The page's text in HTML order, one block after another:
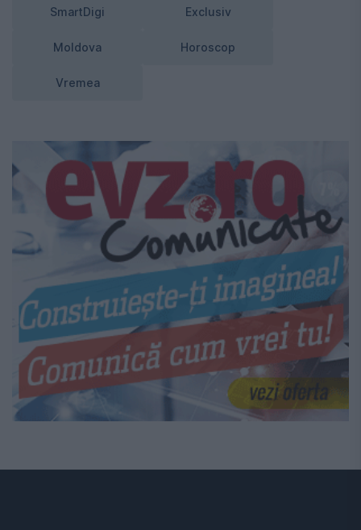
SmartDigi Exclusiv
Moldova Horoscop
Vremea